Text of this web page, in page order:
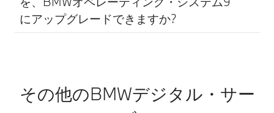
にアップグレードできますか?
その他のBMWデジタル・サー